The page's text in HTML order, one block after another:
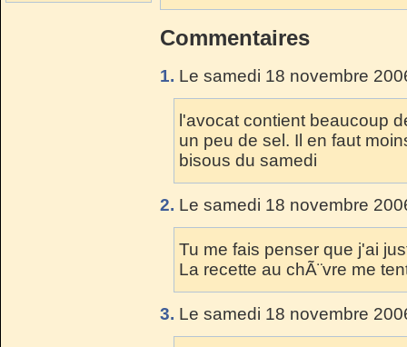
Commentaires
1. Le samedi 18 novembre
l'avocat contient beaucoup
un peu de sel. Il en faut
bisous du samedi
2. Le samedi 18 novembre
Tu me fais penser que j'ai
La recette au chÃ¨vre me
3. Le samedi 18 novembre